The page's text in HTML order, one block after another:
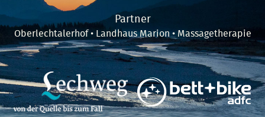
Partner
Oberlechtalerhof• Landhaus Marion•Massagetherapie